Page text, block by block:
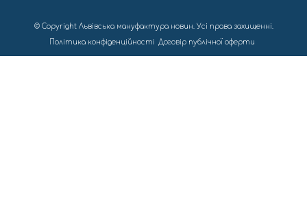
© Copyright Львівська мануфактура новин. Усі права захищенні.
Політика конфіденційності Договір публічної оферти